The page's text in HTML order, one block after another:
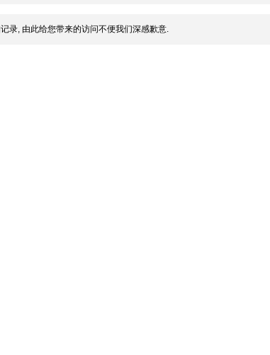
录, 由此给您带来的访问不便我们深感歉意.